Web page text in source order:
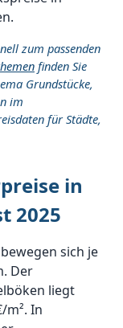
zum passenden
finden Sie
Grundstücke,
im
für Städte,
in
2025
sich je
Der
liegt
m². In